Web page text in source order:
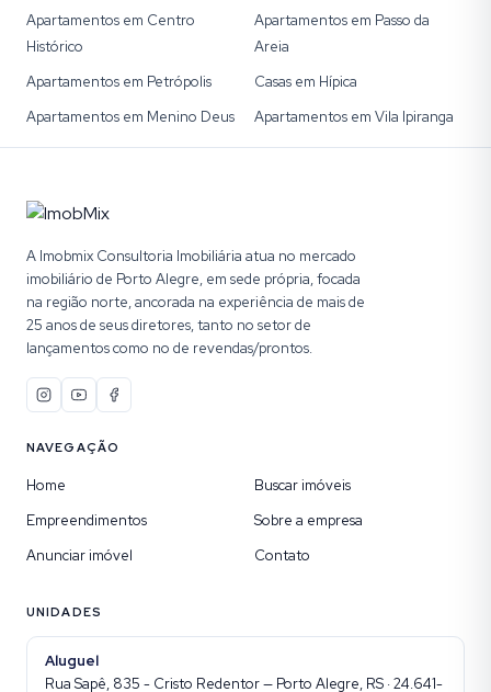
Apartamentos em Centro
Histórico
Apartamentos em Passo da
Areia
Apartamentos em Petrópolis
Casas em Hípica
Apartamentos em Menino Deus
Apartamentos em Vila Ipiranga
A Imobmix Consultoria Imobiliária atua no mercado
imobiliário de Porto Alegre, em sede própria, focada
na região norte, ancorada na experiência de mais de
25 anos de seus diretores, tanto no setor de
lançamentos como no de revendas/prontos.
NAVEGAÇÃO
Home
Buscar imóveis
Empreendimentos
Sobre a empresa
Anunciar imóvel
Contato
UNIDADES
Aluguel
Rua Sapê, 835 - Cristo Redentor — Porto Alegre, RS · 24.641-